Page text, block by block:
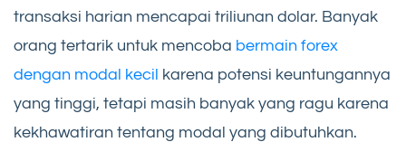
transaksi harian mencapai triliunan dolar. Banyak
orang tertarik untuk mencoba bermain forex
dengan modal kecil karena potensi keuntungannya
yang tinggi, tetapi masih banyak yang ragu karena
kekhawatiran tentang modal yang dibutuhkan.